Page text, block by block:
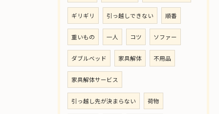
ギリギリ 引っ越しできない 順番
重いもの 一人 コツ ソファー
ダブルベッド 家具解体 不用品
家具解体サービス
引っ越し先が決まらない 荷物